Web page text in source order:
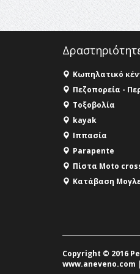
Κωπηλατικό
Πεζοπορεία -
Τοξοβολία
kayak
Ιππασία
Parapente
Πίστα Moto
Κατάβαση
Copyright © 2016
www.aneveno.com |